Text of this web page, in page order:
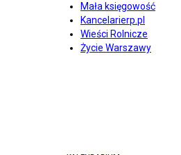
Mała księgowość
Kancelarierp.pl
Wieści Rolnicze
Życie Warszawy